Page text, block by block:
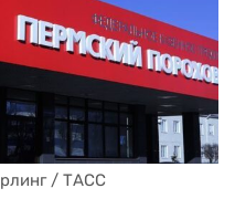
/ ТАСС